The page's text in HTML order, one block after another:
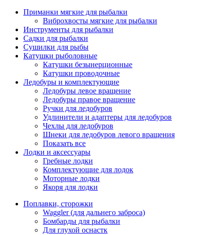
Приманки мягкие для рыбалки
Виброхвосты мягкие для рыбалки
Инструменты для рыбалки
Садки для рыбалки
Сушилки для рыбы
Катушки рыболовные
Катушки безынерционные
Катушки проводочные
Ледобуры и комплектующие
Ледобуры левое вращение
Ледобуры правое вращение
Ручки для ледобуров
Удлинители и адаптеры для ледобуров
Чехлы для ледобуров
Шнеки для ледобуров левого вращения
Показать все
Лодки и аксессуары
Гребные лодки
Комплектующие для лодок
Моторные лодки
Якоря для лодки
Поплавки, сторожки
Waggler (для дальнего заброса)
Бомбарды для рыбалки
Для глухой оснастк